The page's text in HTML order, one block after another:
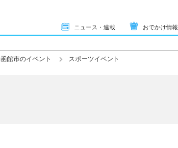
ニュース・連載 おでかけ情報
函館市のイベント スポーツイベント